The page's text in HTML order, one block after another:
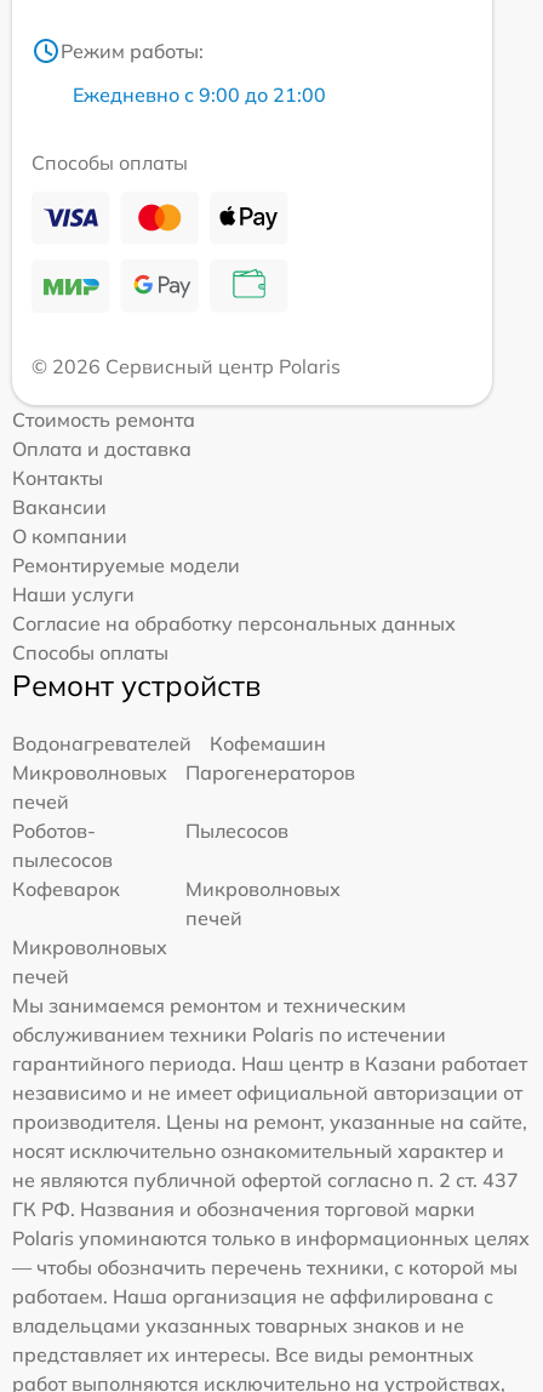
Режим работы:
Ежедневно с 9:00 до 21:00
Способы оплаты
© 2026 Сервисный центр Polaris
Стоимость ремонта
Оплата и доставка
Контакты
Вакансии
О компании
Ремонтируемые модели
Наши услуги
Согласие на обработку персональных данных
Способы оплаты
Ремонт устройств
Водонагревателей
Кофемашин
Микроволновых
печей
Парогенераторов
Роботов-
пылесосов
Пылесосов
Кофеварок
Микроволновых
печей
Микроволновых
печей
Мы занимаемся ремонтом и техническим
обслуживанием техники Polaris по истечении
гарантийного периода. Наш центр в Казани работает
независимо и не имеет официальной авторизации от
производителя. Цены на ремонт, указанные на сайте,
носят исключительно ознакомительный характер и
не являются публичной офертой согласно п. 2 ст. 437
ГК РФ. Названия и обозначения торговой марки
Polaris упоминаются только в информационных целях
— чтобы обозначить перечень техники, с которой мы
работаем. Наша организация не аффилирована с
владельцами указанных товарных знаков и не
представляет их интересы. Все виды ремонтных
работ выполняются исключительно на устройствах,